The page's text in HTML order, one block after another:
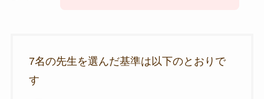
7名の先生を選んだ基準は以下のとおりで
す